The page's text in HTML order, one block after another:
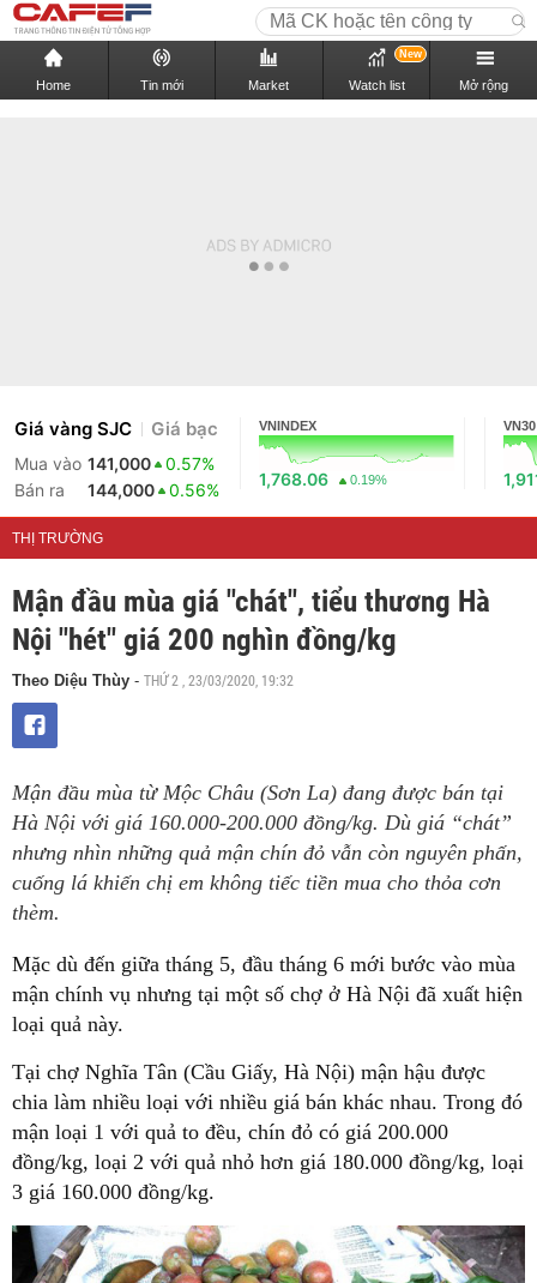
Home Tin mới Market Watch list
New
Mở rộng
Giá vàng SJC Giá bạc
Mua vào 141,000
0.57%
Bán ra
144,000 0.56%
VNINDEX
1,768.06 0.19%
VN30
THỊ TRƯỜNG
Mận đầu mùa giá "chát", tiểu thương Hà
Nội "hét" giá 200 nghìn đồng/kg
Theo Diệu Thùy - THỨ 2 , 23/03/2020, 19:32
Mận đầu mùa từ Mộc Châu (Sơn La) đang được bán tại
Hà Nội với giá 160.000-200.000 đồng/kg. Dù giá “chát”
nhưng nhìn những quả mận chín đỏ vẫn còn nguyên phấn,
cuống lá khiến chị em không tiếc tiền mua cho thỏa cơn
thèm.
Mặc dù đến giữa tháng 5, đầu tháng 6 mới bước vào mùa
mận chính vụ nhưng tại một số chợ ở Hà Nội đã xuất hiện
loại quả này.
Tại chợ Nghĩa Tân (Cầu Giấy, Hà Nội) mận hậu được
chia làm nhiều loại với nhiều giá bán khác nhau. Trong đó
mận loại 1 với quả to đều, chín đỏ có giá 200.000
đồng/kg, loại 2 với quả nhỏ hơn giá 180.000 đồng/kg, loại
3 giá 160.000 đồng/kg.